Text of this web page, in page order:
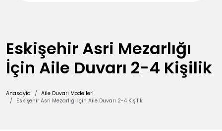
Eskişehir Asri Mezarlığı
İçin Aile Duvarı 2-4 Kişilik
Anasayfa
Aile Duvarı Modelleri
Eskişehir Asri Mezarlığı İçin Aile Duvarı 2-4 Kişilik